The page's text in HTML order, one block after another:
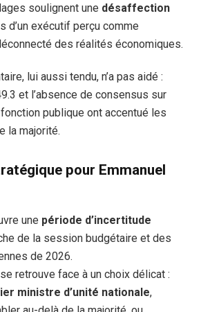
soulignent une désaffection
d’un exécutif perçu comme
des réalités économiques.
lui aussi tendu, n’a pas aidé :
et l’absence de consensus sur
publique ont accentué les
la majorité.
pour Emmanuel
une période d’incertitude
de la session budgétaire et des
de 2026.
retrouve face à un choix délicat :
ministre d’unité nationale,